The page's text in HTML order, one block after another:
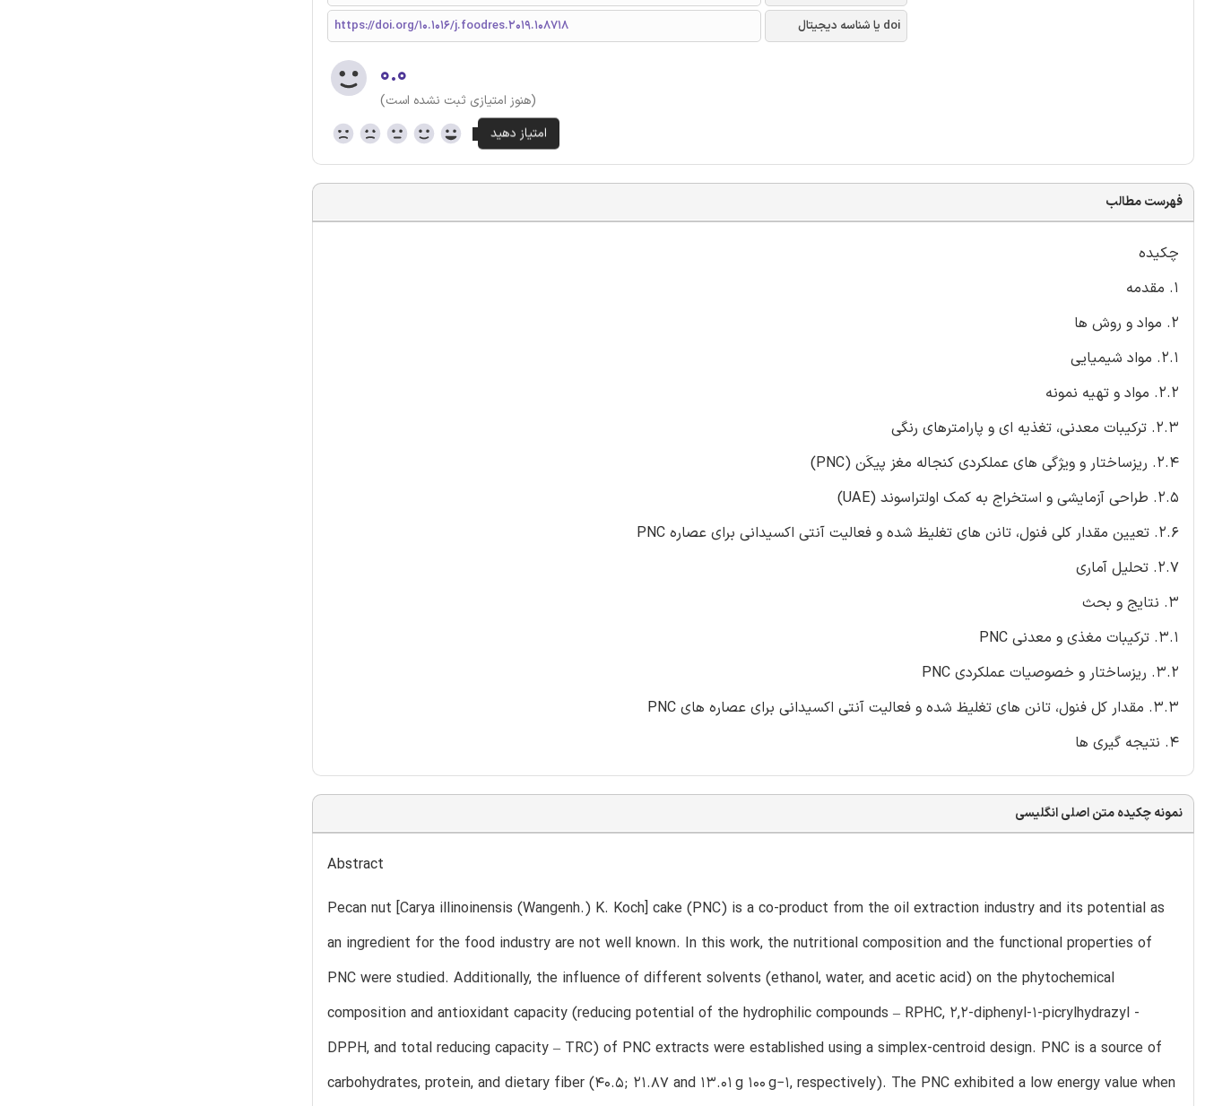
doi یا شناسه دیجیتال
https://doi.org/10.1016/j.foodres.2019.108718
۰.۰
(هنوز امتیازی ثبت نشده است)
فهرست مطالب
چکیده
1. مقدمه
2. مواد و روش ها
2.1. مواد شیمیایی
2.2. مواد و تهیه نمونه
2.3. ترکیبات معدنی، تغذیه ای و پارامترهای رنگی
2.4. ریزساختار و ویژگی های عملکردی کنجاله مغز پیکَن (PNC)
2.5. طراحی آزمایشی و استخراج به کمک اولتراسوند (UAE)
2.6. تعیین مقدار کلی فنول، تانن های تغلیظ شده و فعالیت آنتی اکسیدانی برای عصاره PNC
2.7. تحلیل آماری
3. نتایج و بحث
3.1. ترکیبات مغذی و معدنی PNC
3.2. ریزساختار و خصوصیات عملکردی PNC
3.3. مقدار کل فنول، تانن های تغلیظ شده و فعالیت آنتی اکسیدانی برای عصاره های PNC
4. نتیجه گیری ها
نمونه چکیده متن اصلی انگلیسی
Abstract
Pecan nut [Carya illinoinensis (Wangenh.) K. Koch] cake (PNC) is a co-product from the oil extraction industry and its potential as
an ingredient for the food industry are not well known. In this work, the nutritional composition and the functional properties of
PNC were studied. Additionally, the influence of different solvents (ethanol, water, and acetic acid) on the phytochemical
composition and antioxidant capacity (reducing potential of the hydrophilic compounds – RPHC, 2,2-diphenyl-1-picrylhydrazyl -
DPPH, and total reducing capacity – TRC) of PNC extracts were established using a simplex-centroid design. PNC is a source of
carbohydrates, protein, and dietary fiber (40.5; 21.87 and 13.01 g 100 g−1, respectively). The PNC exhibited a low energy value when